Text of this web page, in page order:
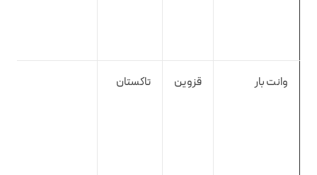
وانت بار قزوین تاکستان